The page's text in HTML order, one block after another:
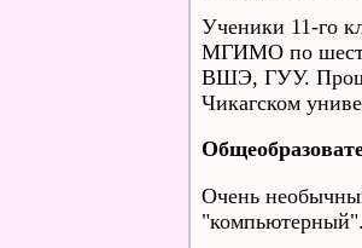
Ученики 11-го
МГИМО по
ВШЭ, ГУУ.
Чикагском
Очень